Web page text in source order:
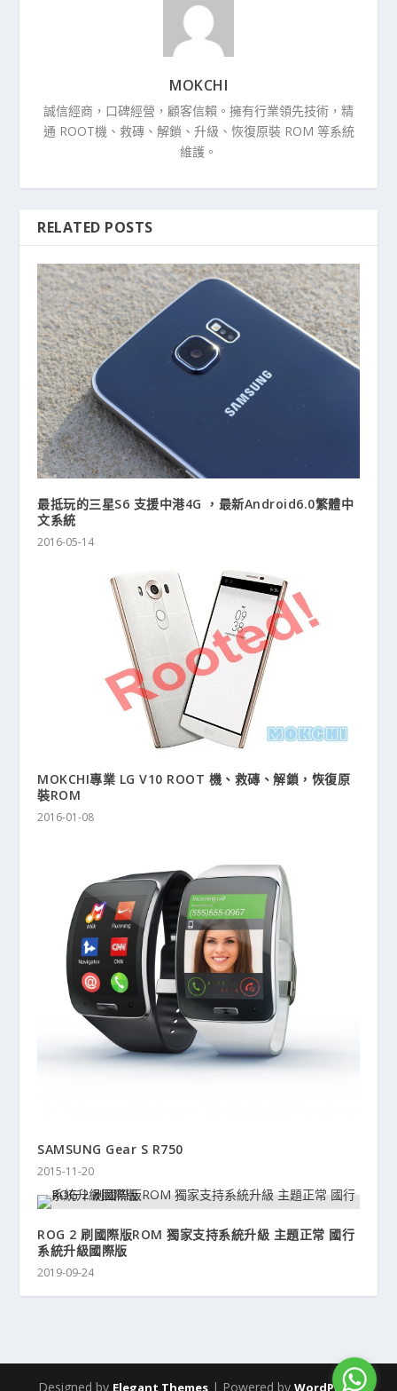
MOKCHI
誠信經商，口碑經營，顧客信賴。擁有行業領先技術，精
通 ROOT機、救磚、解鎖、升級、恢復原裝 ROM 等系統
維護。
RELATED POSTS
最抵玩的三星S6 支援中港4G ，最新Android6.0繁體中
文系統
2016-05-14
MOKCHI專業 LG V10 ROOT 機、救磚、解鎖，恢復原
裝ROM
2016-01-08
SAMSUNG Gear S R750
2015-11-20
ROG 2 刷國際版ROM 獨家支持系統升級 主題正常 國行
系統升級國際版
2019-09-24
Designed by Elegant Themes | Powered by WordPress